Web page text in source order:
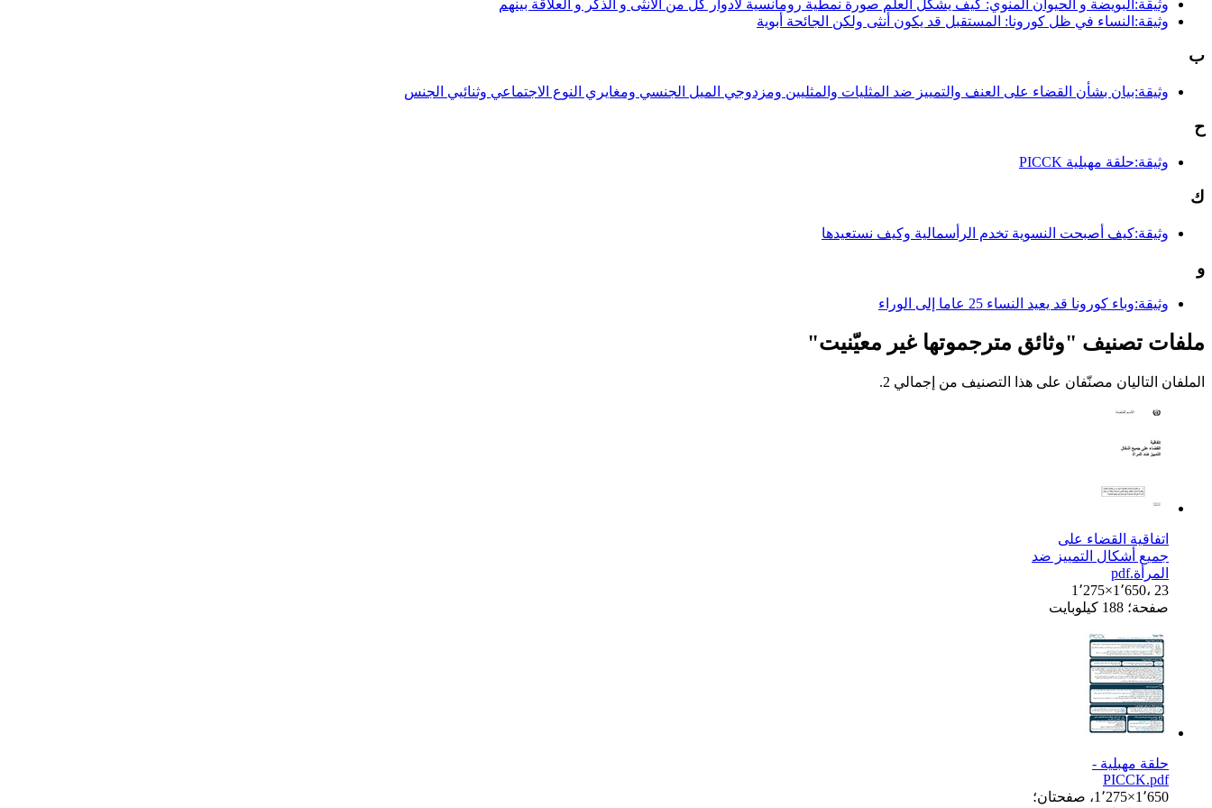
وثيقة:البویضة و الحیوان المنوي: كیف یشكل العلم صورة نمطیة رومانسیة لأدوار كل من الأنثى و الذكر و العلاقة بینهم
وثيقة:النساء في ظل كورونا: المستقبل قد يكون أنثى ولكن الجائحة أبوية
ب
وثيقة:بيان بشأن القضاء على العنف والتمييز ضد المثليات والمثليين ومزدوجي الميل الجنسي ومغايري النوع الاجتماعي وثنائيي الجنس
ح
وثيقة:حلقة مهبلية PICCK
ك
وثيقة:كيف أصبحت النسوية تخدم الرأسمالية وكيف نستعيدها
و
وثيقة:وباء كورونا قد يعيد النساء 25 عاما إلى الوراء
ملفات تصنيف "وثائق مترجموتها غير معيّنيت"
الملفان التاليان مصنّفان على هذا التصنيف من إجمالي 2.
اتفاقية القضاء على
جميع أشكال التمييز ضد
المرأة.pdf
1٬275×1٬650، 23
صفحة؛ 188 كيلوبايت
حلقة مهبلية -
PICCK.pdf
1٬275×1٬650، صفحتان؛